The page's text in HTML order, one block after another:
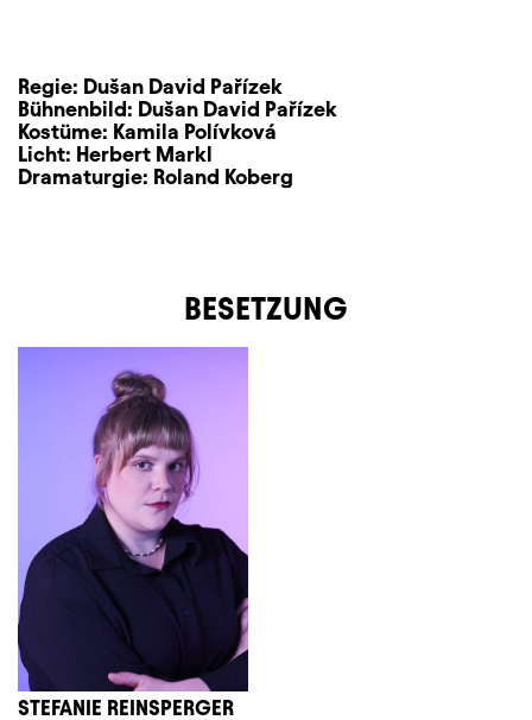
Regie: Dušan David Pařízek
Bühnenbild: Dušan David Pařízek
Kostüme: Kamila Polívková
Licht: Herbert Markl
Dramaturgie: Roland Koberg
BESETZUNG
STEFANIE REINSPERGER